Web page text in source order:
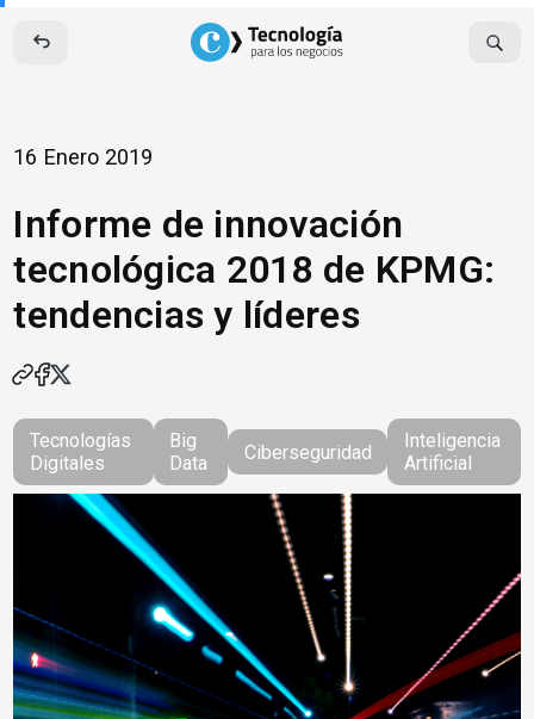
Skip
content
16 Enero 2019
Informe de innovación
tecnológica 2018 de KPMG:
tendencias y líderes
Tecnologías
Digitales
Big
Data
Ciberseguridad
Inteligencia
Artificial